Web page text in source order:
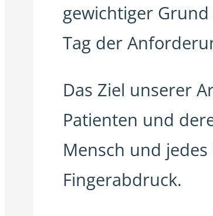
gewichtiger
Tag der
Das Ziel unserer
Patienten und
Mensch und
Fingerabdruck.